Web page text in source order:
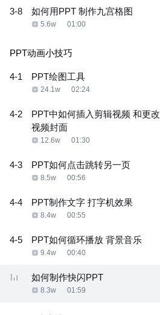
3-8 如何用PPT 制作九宫格图
5.6w 01:00
PPT动画小技巧
4-1 PPT绘图工具
24.1w 02:24
4-2
PPT中如何插入剪辑视频 和更改
视频封面
12.6w 01:30
4-3 PPT如何点击跳转另一页
8.5w 00:56
4-4 PPT制作文字 打字机效果
8.4w 00:55
4-5 PPT如何循环播放 背景音乐
9.4w 00:40
如何制作快闪PPT
8.3w 01:59